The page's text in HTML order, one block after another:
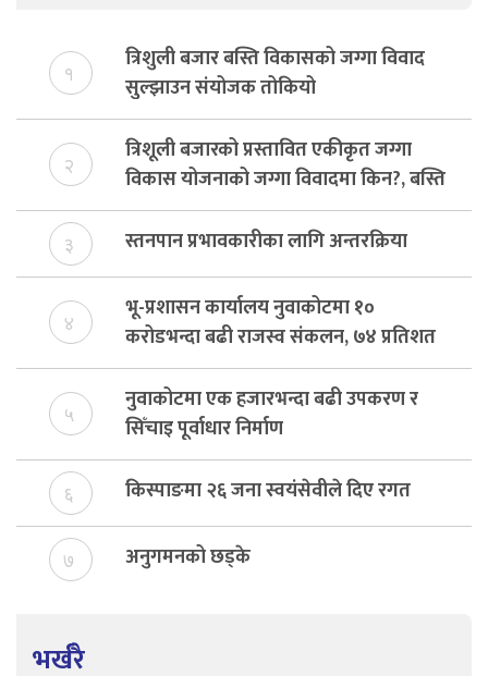
१
त्रिशुली बजार बस्ति विकासको जग्गा विवाद
सुल्झाउन संयोजक तोकियो
२
त्रिशूली बजारको प्रस्तावित एकीकृत जग्गा
विकास योजनाको जग्गा विवादमा किन?, बस्ति
विकास दर्ता नभए समिति विघटन हुने
३ स्तनपान प्रभावकारीका लागि अन्तरक्रिया
४
भू-प्रशासन कार्यालय नुवाकोटमा १०
करोडभन्दा बढी राजस्व संकलन, ७४ प्रतिशत
बेरुजु फर्छयौट
५
नुवाकोटमा एक हजारभन्दा बढी उपकरण र
सिँचाइ पूर्वाधार निर्माण
६ किस्पाङमा २६ जना स्वयंसेवीले दिए रगत
७ अनुगमनको छड्के
भर्खरै